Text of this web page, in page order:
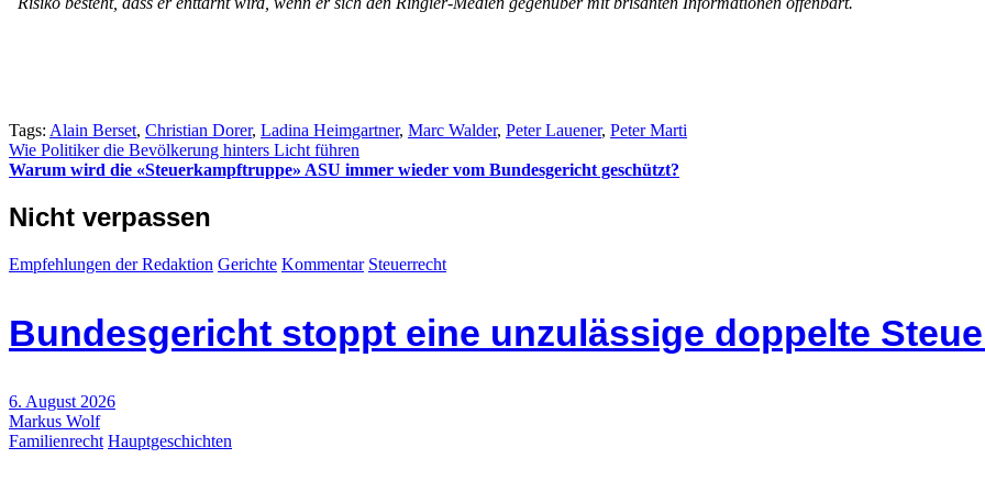
Tags: Alain Berset, Christian Dorer, Ladina Heimgartner, Marc Walder, Peter Lauener, Peter Marti
Beitragsnavigation
Wie Politiker die Bevölkerung hinters Licht führen
Warum wird die «Steuerkampftruppe» ASU immer wieder vom Bundesgericht geschützt?
Nicht verpassen
Empfehlungen der Redaktion Gerichte Kommentar Steuerrecht
Bundesgericht stoppt eine unzulässige doppelte
6. August 2026
Markus Wolf
Familienrecht Hauptgeschichten